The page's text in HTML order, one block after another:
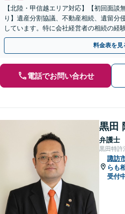
【北陸・甲信越エリア対応】【初回面談
り】遺産分割協議、不動産相続、遺留分
しています。特に会社経営者の相続の経
談ください。【休日・夜間面談可】【オ
料金表を見
電話でお問い合わせ
黒田
弁護士
黒田特許
諏訪
らも
受付